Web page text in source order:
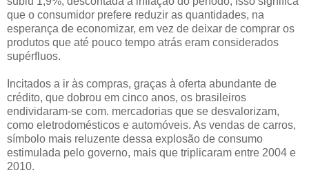
que o consumidor prefere reduzir as quantidades, na
esperança de economizar, em vez de deixar de comprar os
produtos que até pouco tempo atrás eram considerados
supérfluos.
Incitados a ir às compras, graças à oferta abundante de
crédito, que dobrou em cinco anos, os brasileiros
endividaram-se com. mercadorias que se desvalorizam,
como eletrodomésticos e automóveis. As vendas de carros,
símbolo mais reluzente dessa explosão de consumo
estimulada pelo governo, mais que triplicaram entre 2004 e
2010.